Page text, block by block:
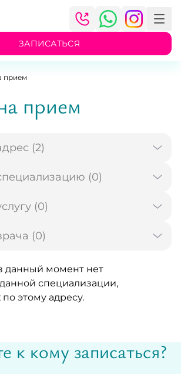
ЗАПИСАТЬСЯ
прием
прием
(2)
(0)
(0)
(0)
данный момент нет
специализации,
этому адресу.
к кому записаться?